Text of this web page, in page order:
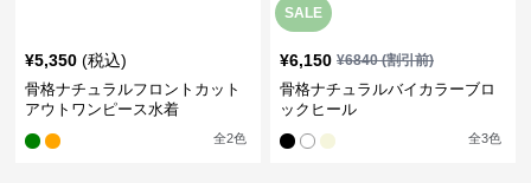
¥5,350 (税込)
骨格ナチュラルフロントカット
アウトワンピース水着
全2色
SALE
¥6,150 ¥6840(割引前)
骨格ナチュラルバイカラーブロ
ックヒール
全3色